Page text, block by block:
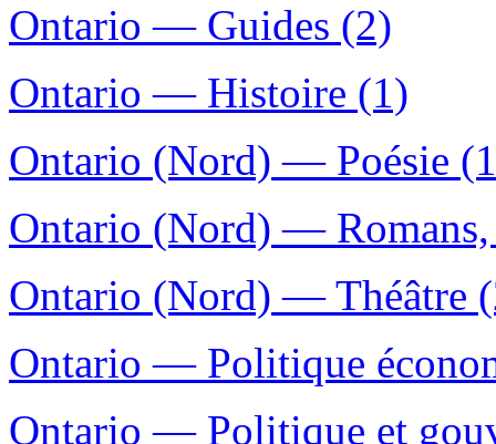
Ontario — Guides (2)
Ontario — Histoire (1)
Ontario (Nord) — Poésie
Ontario (Nord) —
Ontario (Nord) — Théâtre
Ontario — Politique
Ontario — Politique et